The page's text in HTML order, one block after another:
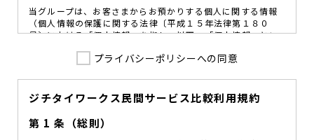
当グループは、お客さまからお預かりする個人に関する情報
（個人情報の保護に関する法律〔平成１５年法律第１８０
号〕における「個人情報」を指し、以下、「個人情報」とい
図ることが、重要な社会的責務であると考えております。
を定め、役員及び従業員に個人情報保護の重要性の認識と取
組みを徹底させることによって、個人情報の適切な取り扱い
に努めてまいります。
プライバシーポリシーへの同意
ジチタイワークス民間サービス比較利用規約
第 1 条（総則）